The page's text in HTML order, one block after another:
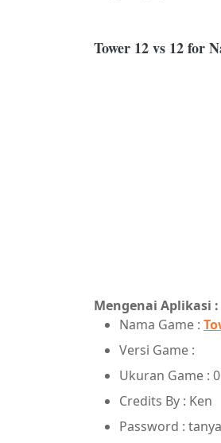
Tower 12 vs 12 for
Mengenai Aplikasi :
Nama Game :
Versi Game :
Ukuran Game :
Credits By : Ken
Password :